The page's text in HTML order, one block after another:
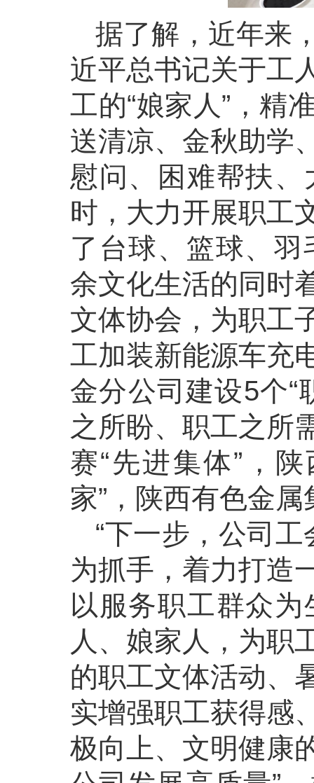
据了解，近年来
近平总书记关于工
工的“娘家人”，精
送清凉、金秋助学
慰问、困难帮扶
时，大力开展职工
了台球、篮球、
余文化生活的同时
文体协会，为职工
工加装新能源车充
金分公司建设5个“
之所盼、职工之所
赛“先进集体”，
家”，陕西有色金
“下一步，公司工
为抓手，着力打造
以服务职工群众
人、娘家人，为职
的职工文体活动、
实增强职工获得感
极向上、文明健康